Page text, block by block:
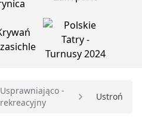
Usprawniająco -
rekreacyjny
Ustroń